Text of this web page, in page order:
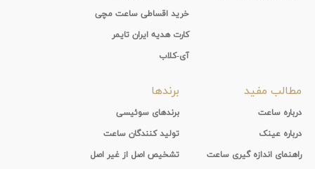
خرید اقساطی ساعت مچی
کارت هدیه ایران تایمر
آی-کلاب
مطالب مفید
درباره ساعت
درباره عینک
راهنمای اندازه گیری ساعت
برندها
برندهای سوئیسی
تولید کنندگان ساعت
تشخیص اصل از غیر اصل